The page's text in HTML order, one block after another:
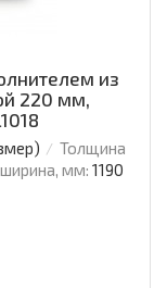
из
220 мм,
Толщина
мм: 1190